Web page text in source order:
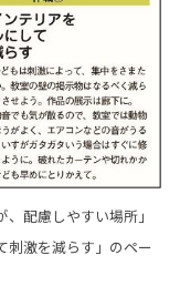
配慮しやすい場所」
刺激を減らす」のペー